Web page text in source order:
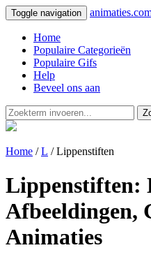
Toggle navigation
Home
Populaire Categorieën
Populaire Gifs
Help
Beveel ons aan
Home /L / Lippenstiften
Lippenstiften:
Afbeeldingen,
Animaties